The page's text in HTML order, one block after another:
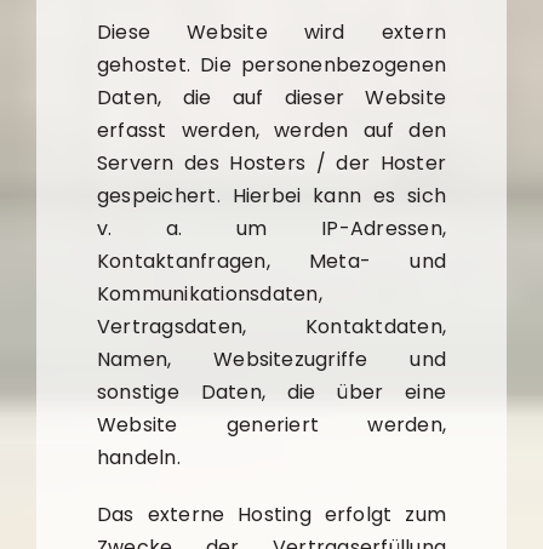
Diese Website wird extern
gehostet. Die personenbezogenen
Daten, die auf dieser Website
erfasst werden, werden auf den
Servern des Hosters / der Hoster
gespeichert. Hierbei kann es sich
v. a. um IP-Adressen,
Kontaktanfragen, Meta- und
Kommunikationsdaten,
Vertragsdaten, Kontaktdaten,
Namen, Websitezugriffe und
sonstige Daten, die über eine
Website generiert werden,
handeln.
Das externe Hosting erfolgt zum